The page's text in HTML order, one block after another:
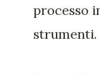
processo
strumenti.